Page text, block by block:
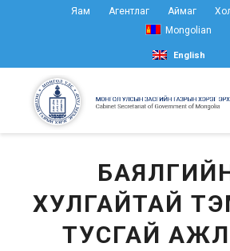
Яам Агентлаг Аймаг
Mongolian
English
ХУЛГАЙТАЙ
ТУСГАЙ